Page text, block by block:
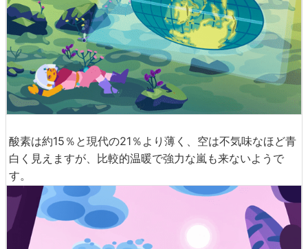
酸素は約15％と現代の21％より薄く、空は不気味なほど青
白く見えますが、比較的温暖で強力な嵐も来ないようで
す。